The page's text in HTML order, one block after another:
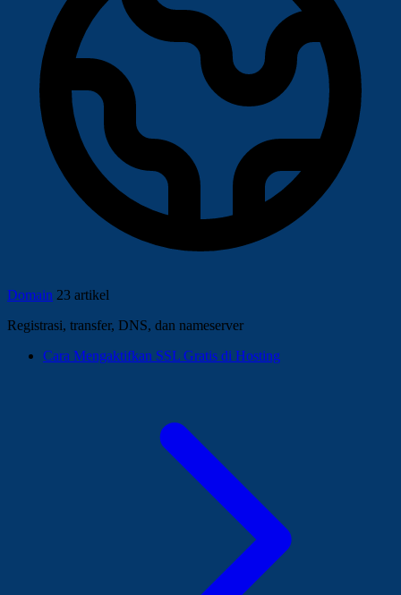
Domain 23 artikel
Registrasi, transfer, DNS, dan nameserver
Cara Mengaktifkan SSL Gratis di Hosting